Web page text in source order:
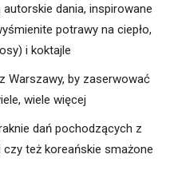
dania, inspirowane
potrawy na ciepło,
i koktajle
Warszawy, by zaserwować
wiele więcej
dań pochodzących z
też koreańskie smażone